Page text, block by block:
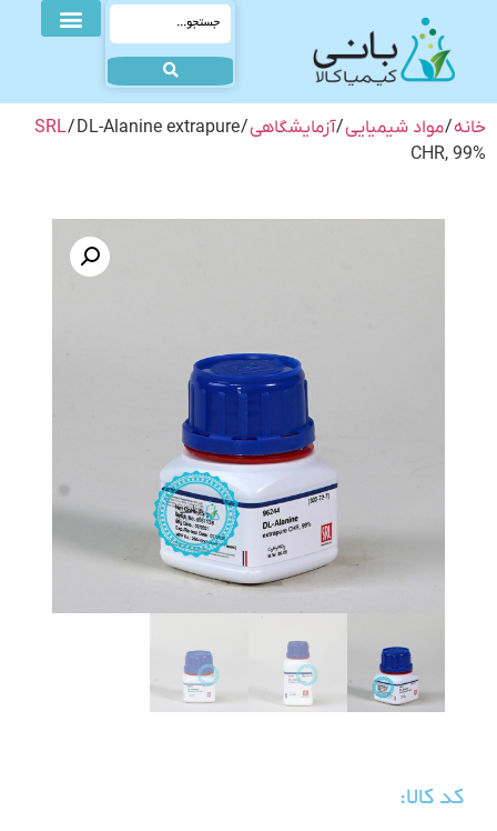
خانه/مواد شیمیایی/آزمایشگاهی/
SRL/ DL-Alanine extrapure
CHR, 99%
کد کالا: